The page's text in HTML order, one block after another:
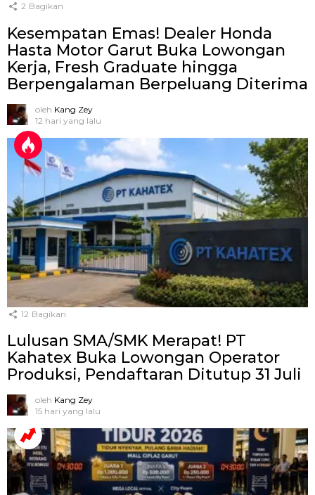
2 Bagikan
Kesempatan Emas! Dealer Honda
Hasta Motor Garut Buka Lowongan
Kerja, Fresh Graduate hingga
Berpengalaman Berpeluang Diterima
oleh Kang Zey
12 hari yang lalu
12 Bagikan
Lulusan SMA/SMK Merapat! PT
Kahatex Buka Lowongan Operator
Produksi, Pendaftaran Ditutup 31 Juli
oleh Kang Zey
15 hari yang lalu